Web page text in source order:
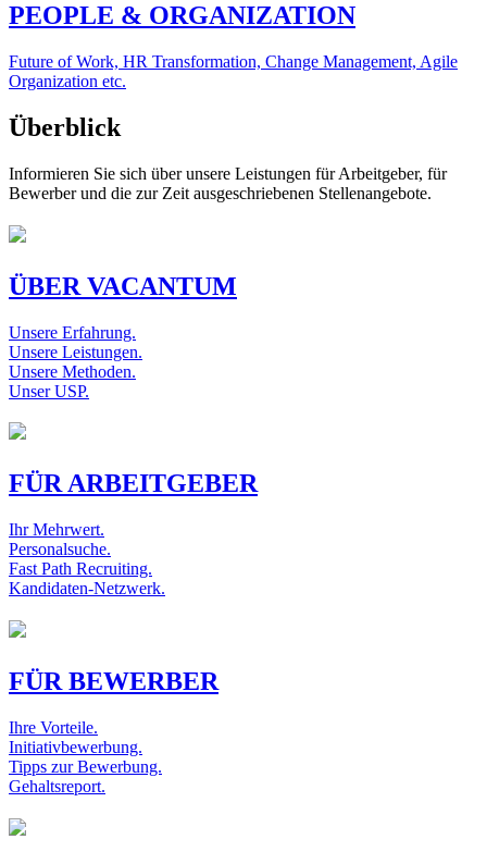
PEOPLE & ORGANIZATION
Future of Work, HR Transformation, Change Management, Agile
Organization etc.
Überblick
Informieren Sie sich über unsere Leistungen für Arbeitgeber, für
Bewerber und die zur Zeit ausgeschriebenen Stellenangebote.
ÜBER VACANTUM
Unsere Erfahrung.
Unsere Leistungen.
Unsere Methoden.
Unser USP.
FÜR ARBEITGEBER
Ihr Mehrwert.
Personalsuche.
Fast Path Recruiting.
Kandidaten-Netzwerk.
FÜR BEWERBER
Ihre Vorteile.
Initiativbewerbung.
Tipps zur Bewerbung.
Gehaltsreport.